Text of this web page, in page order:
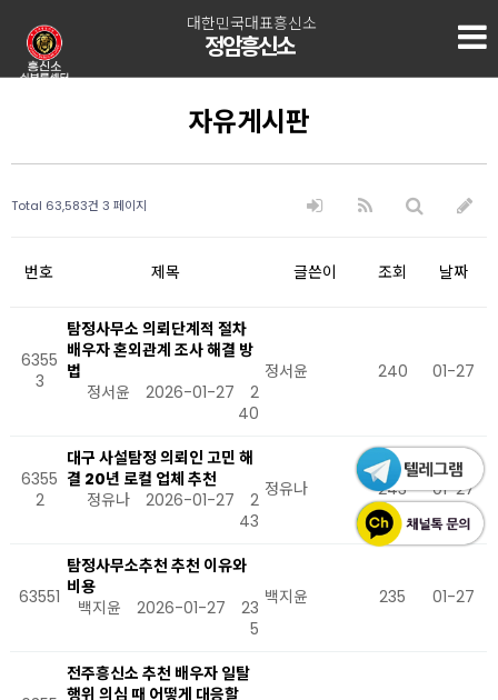
대한민국대표흥신소
정암흥신소
자유게시판
Total 63,583건 3 페이지
번호 제목 글쓴이 조회 날짜
6355
3
탐정사무소 의뢰단계적 절차
배우자 혼외관계 조사 해결 방
법
정서윤
2026-01-27
2
40
정서윤 240 01-27
6355
2
대구 사설탐정 의뢰인 고민 해
결 20년 로컬 업체 추천
정유나
2026-01-27
2
43
정유나 243 01-27
63551
탐정사무소추천 추천 이유와
비용
백지윤
2026-01-27
23
5
백지윤 235 01-27
전주흥신소 추천 배우자 일탈
행위 의심 때 어떻게 대응할